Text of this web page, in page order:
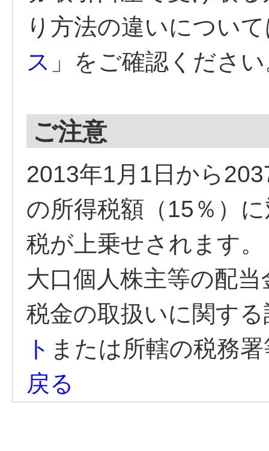
り方法の違いについ
ス 」をご確認くださ
ご注意
2013年1月1日から
の所得税額（15％）
税が上乗せされます。
大口個人株主等の配
税金の取扱いに関す
ト または所轄の税務
戻る